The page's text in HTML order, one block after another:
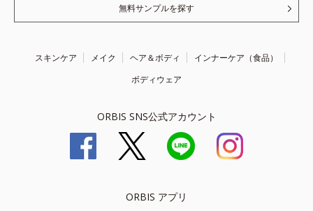
無料サンプルを探す
スキンケア メイク ヘア＆ボディ
インナーケア（食品）
ボディウェア
ORBIS SNS公式アカウント
ORBIS アプリ